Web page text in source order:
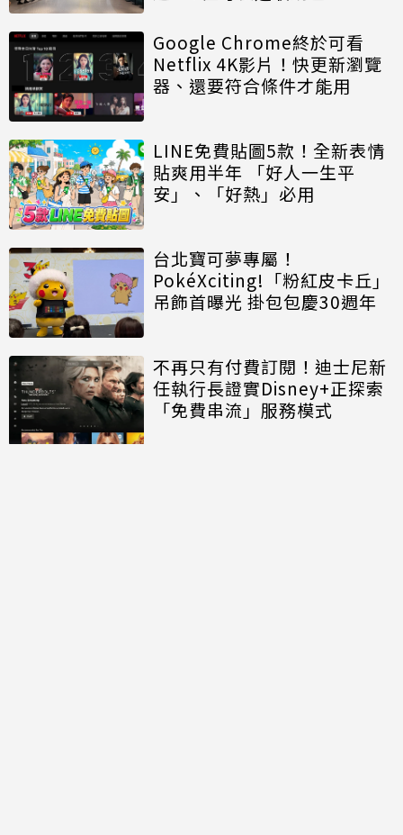
Google Chrome終於可看
Netflix 4K影片！快更新瀏覽
器、還要符合條件才能用
LINE免費貼圖5款！全新表情
貼爽用半年 「好人一生平
安」、「好熱」必用
台北寶可夢專屬！
PokéXciting!「粉紅皮卡丘」
吊飾首曝光 掛包包慶30週年
不再只有付費訂閱！迪士尼新
任執行長證實Disney+正探索
「免費串流」服務模式